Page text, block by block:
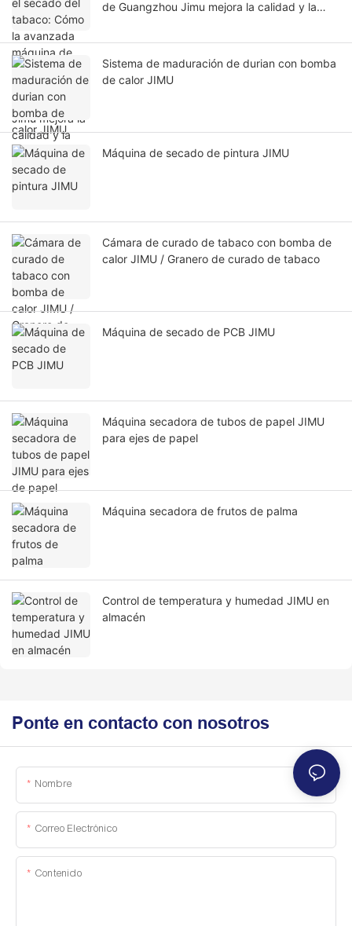
de Guangzhou Jimu mejora la calidad y la
Sistema de maduración de durian con bomba
de calor JIMU
Máquina de secado de pintura JIMU
Cámara de curado de tabaco con bomba de
calor JIMU / Granero de curado de tabaco
Máquina de secado de PCB JIMU
Máquina secadora de tubos de papel JIMU
para ejes de papel
Máquina secadora de frutos de palma
Control de temperatura y humedad JIMU en
almacén
Ponte en contacto con nosotros
Nombre
Correo Electrónico
Contenido